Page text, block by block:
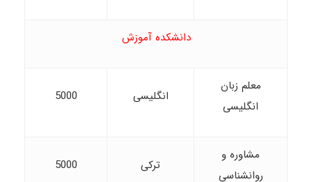
دانشکده آموزش
5000 انگلیسی
معلم زبان
انگلیسی
5000 ترکی
مشاوره و
روانشناسی